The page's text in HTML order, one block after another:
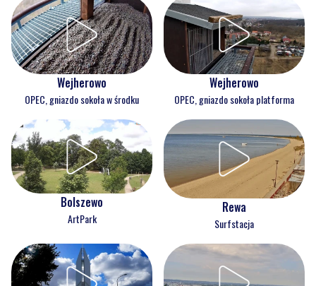
Wejherowo
OPEC, gniazdo sokoła w środku
Wejherowo
OPEC, gniazdo sokoła platforma
Bolszewo
ArtPark
Rewa
Surfstacja